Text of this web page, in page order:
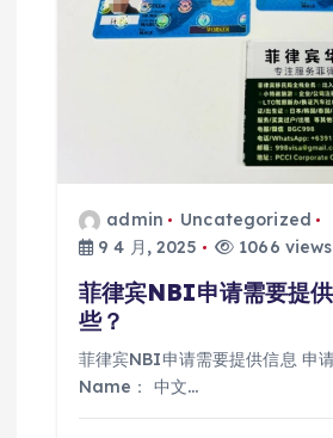
admin
Uncategorized
9 4 月, 2025
1066 views
菲律宾NBI申请需要提
些？
菲律宾NBI申请需要提供信息 申
Name： 中文…